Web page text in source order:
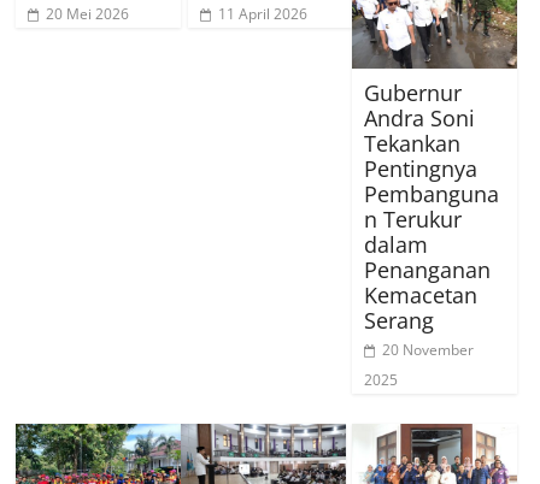
20 Mei 2026 11 April 2026
Gubernur
Andra Soni
Tekankan
Pentingnya
Pembanguna
n Terukur
dalam
Penanganan
Kemacetan
Serang
20 November
2025